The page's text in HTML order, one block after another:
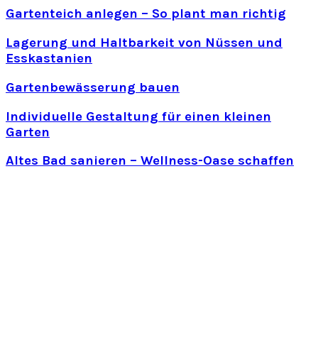
Gartenteich anlegen – So plant man richtig
Lagerung und Haltbarkeit von Nüssen und
Esskastanien
Gartenbewässerung bauen
Individuelle Gestaltung für einen kleinen
Garten
Altes Bad sanieren – Wellness-Oase schaffen